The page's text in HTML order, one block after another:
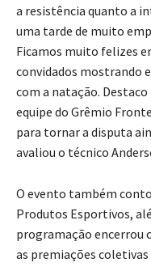
a resistência quanto a
uma tarde de muito
Ficamos muito felizes
convidados mostrando
com a natação.
equipe do Grêmio
para tornar a disputa
avaliou o técnico
O evento também
Produtos Esportivos,
programação encerrou
as premiações coletivas